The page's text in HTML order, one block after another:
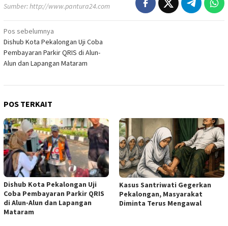
Sumber:http://www.pantura24.com
Navigasi
pos
Pos sebelumnya
Dishub Kota Pekalongan Uji Coba
Pembayaran Parkir QRIS di Alun-
Alun dan Lapangan Mataram
POS TERKAIT
Dishub Kota Pekalongan Uji
Coba Pembayaran Parkir QRIS
di Alun-Alun dan Lapangan
Mataram
Kasus Santriwati Gegerkan
Pekalongan, Masyarakat
Diminta Terus Mengawal